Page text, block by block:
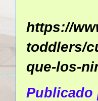
https://
toddlers/
que-los-